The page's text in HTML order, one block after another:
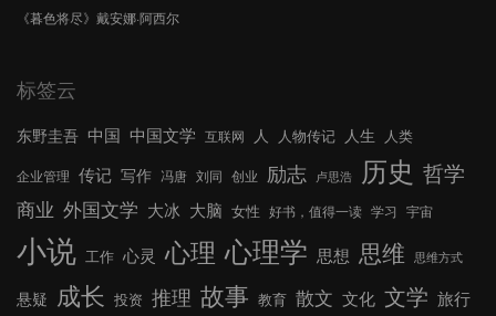
《暮色将尽》戴安娜·阿西尔
标签云
东野圭吾 中国 中国文学 互联网 人 人物传记 人生 人类
企业管理 传记 写作 冯唐 刘同 创业 励志 卢思浩 历史 哲学
商业 外国文学 大冰 大脑 女性 好书，值得一读 学习 宇宙
小说 工作 心灵 心理 心理学 思想 思维 思维方式
悬疑 成长 投资 推理 故事 教育 散文 文化 文学 旅行